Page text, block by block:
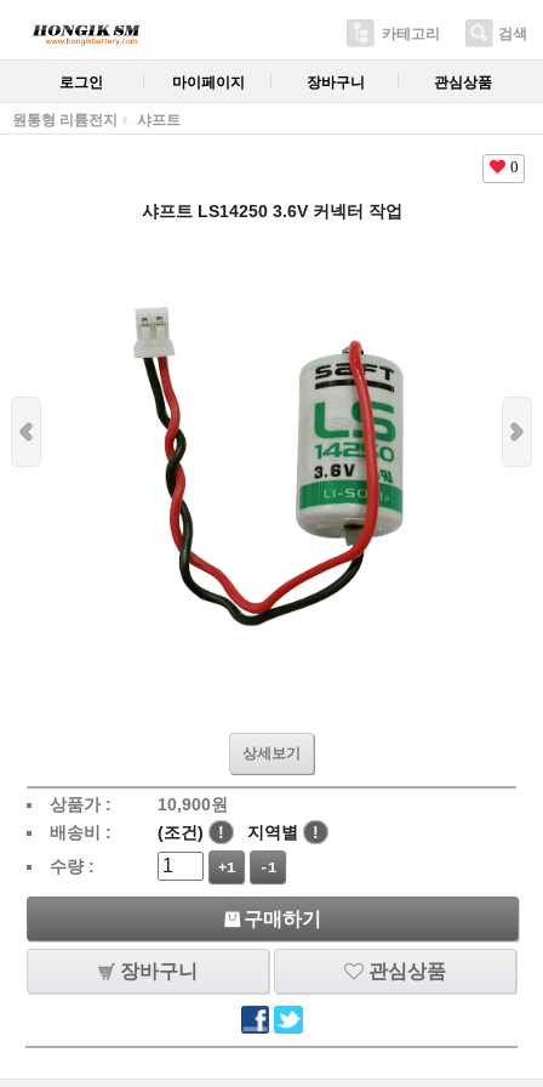
카테고리 검색
로그인 마이페이지 장바구니 관심상품
원통형 리튬전지 샤프트
0
샤프트 LS14250 3.6V 커넥터 작업
상세보기
상품가 : 10,900원
배송비 :
(조건) ! 지역별
!
수량 :
+1 -1
구매하기
장바구니 관심상품